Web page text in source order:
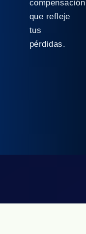
compensación
que refleje
tus
pérdidas.